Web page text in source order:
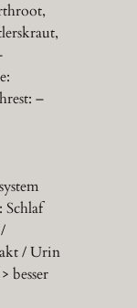
–
Schlaf
/ Urin
besser